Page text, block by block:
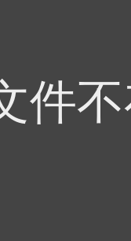
件